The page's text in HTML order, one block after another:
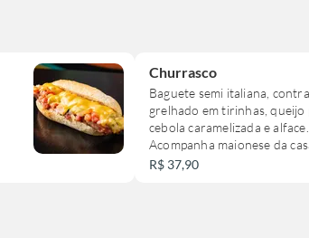
Churrasco
Baguete semi italiana,
grelhado em tirinhas, queijo
cebola caramelizada e alface.
Acompanha maionese da
R$ 37,90